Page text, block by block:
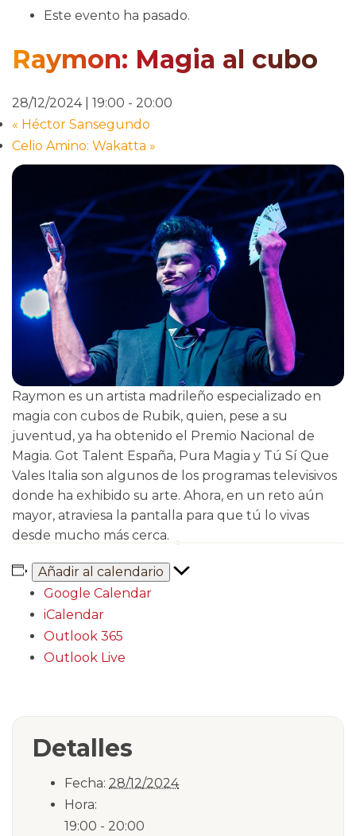
Este evento ha pasado.
Raymon: Magia al cubo
28/12/2024 | 19:00 - 20:00
« Héctor Sansegundo
Celio Amino: Wakatta »
Raymon es un artista madrileño especializado en
magia con cubos de Rubik, quien, pese a su
juventud, ya ha obtenido el Premio Nacional de
Magia. Got Talent España, Pura Magia y Tú Sí Que
Vales Italia son algunos de los programas televisivos
donde ha exhibido su arte. Ahora, en un reto aún
mayor, atraviesa la pantalla para que tú lo vivas
desde mucho más cerca.
Añadir al calendario
Google Calendar
iCalendar
Outlook 365
Outlook Live
Detalles
Fecha: 28/12/2024
Hora:
19:00 - 20:00